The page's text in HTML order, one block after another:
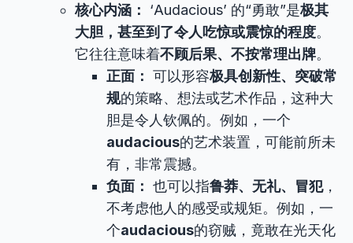
核心内涵：
‘Audacious’ 的“勇敢”是极其
大胆，甚至到了令人吃惊或震惊的程度。
它往往意味着不顾后果、不按常理出牌。
正面： 可以形容极具创新性、突破常
规的策略、想法或艺术作品，这种大
胆是令人钦佩的。例如，一个
audacious的艺术装置，可能前所未
有，非常震撼。
负面： 也可以指鲁莽、无礼、冒犯，
不考虑他人的感受或规矩。例如，一
个audacious的窃贼，竟敢在光天化